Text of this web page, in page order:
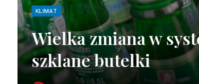
KLIMAT
Wielka zmiana w
szklane butelki